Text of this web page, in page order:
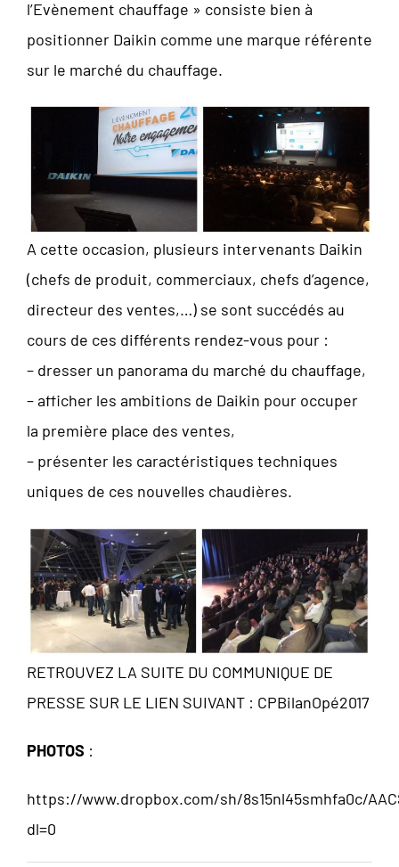
l’Evènement chauffage » consiste bien à
positionner Daikin comme une marque référente
sur le marché du chauffage.
A cette occasion, plusieurs intervenants Daikin
(chefs de produit, commerciaux, chefs d’agence,
directeur des ventes,…) se sont succédés au
cours de ces différents rendez-vous pour :
– dresser un panorama du marché du chauffage,
– afficher les ambitions de Daikin pour occuper
la première place des ventes,
– présenter les caractéristiques techniques
uniques de ces nouvelles chaudières.
RETROUVEZ LA SUITE DU COMMUNIQUE DE
PRESSE SUR LE LIEN SUIVANT : CPBilanOpé2017
PHOTOS :
https://www.dropbox.com/sh/8s15nl45smhfa0c/
dl=0